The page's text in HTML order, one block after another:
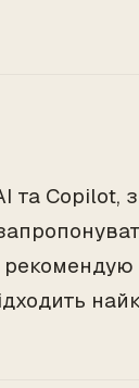
Copilot,